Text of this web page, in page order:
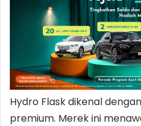
Hydro Flask dikenal
premium. Merek ini